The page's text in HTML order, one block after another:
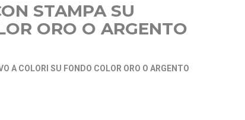
STAMPA SU
ORO O ARGENTO
A COLORI SU FONDO COLOR ORO O ARGENTO